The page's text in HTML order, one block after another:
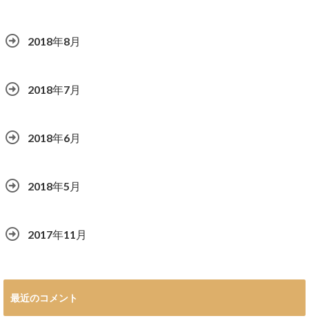
2018年8月
2018年7月
2018年6月
2018年5月
2017年11月
最近のコメント